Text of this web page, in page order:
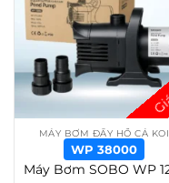
MÁY BƠM ĐẨY HỒ CÁ KOI
WP 38000